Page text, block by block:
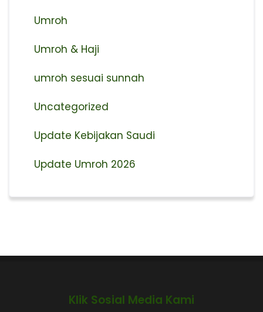
Umroh
Umroh & Haji
umroh sesuai sunnah
Uncategorized
Update Kebijakan Saudi
Update Umroh 2026
Klik Sosial Media Kami